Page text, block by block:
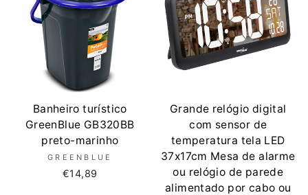
Banheiro turístico
GreenBlue GB320BB
preto-marinho
GREENBLUE
€14,89
Grande relógio digital
com sensor de
temperatura tela LED
37x17cm Mesa de alarme
ou relógio de parede
alimentado por cabo ou